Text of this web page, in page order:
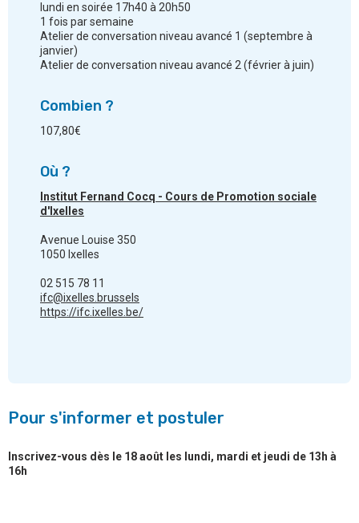
lundi en soirée 17h40 à 20h50
1 fois par semaine
Atelier de conversation niveau avancé 1 (septembre à
janvier)
Atelier de conversation niveau avancé 2 (février à juin)
Combien ?
107,80€
Où ?
Institut Fernand Cocq - Cours de Promotion sociale
d'Ixelles
Avenue Louise 350
1050 Ixelles
02 515 78 11
ifc@ixelles.brussels
https://ifc.ixelles.be/
Pour s'informer et postuler
Inscrivez-vous dès le 18 août les lundi, mardi et jeudi de 13h à
16h